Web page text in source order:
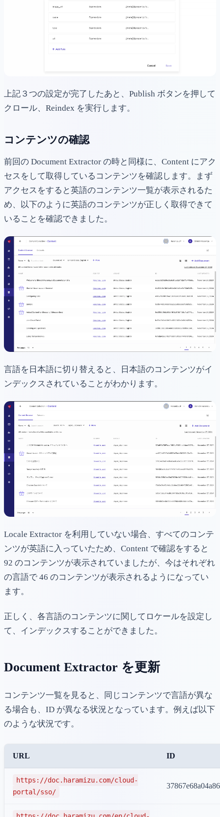
上記３つの設定が完了したあと、Publish ボタンを押して
クロール、Reindex を実行します。
コンテンツの確認
前回の Document Extractor の時と同様に、Content にアク
セスをして取得しているコンテンツを確認します。まず
アクセスをすると英語のコンテンツ一覧が表示されるた
め、以下のように英語のコンテンツが正しく取得できて
いることを確認できました。
言語を日本語に切り替えると、日本語のコンテンツがイ
ンデックスされていることがわかります。
Locale Extractor を利用していない場合、すべてのコンテ
ンツが英語に入っていたため、Content で確認をすると
92 のコンテンツが表示されていましたが、今はそれぞれ
の言語で 46 のコンテンツが表示されるようになってい
ます。
正しく、各言語のコンテンツに関してロケールを設定し
て、インデックスすることができました。
Document Extractor を更新
コンテンツ一覧を見ると、同じコンテンツで言語が異な
る場合も、ID が異なる状況となっています。例えば以下
のような状況です。
URL ID
https://doc.haramizu.com/cloud-
portal/sso/